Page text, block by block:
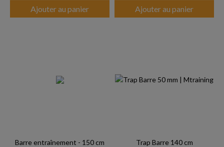
Ajouter au panier Ajouter au panier
Barre entraînement - 150 cm Trap Barre 140 cm